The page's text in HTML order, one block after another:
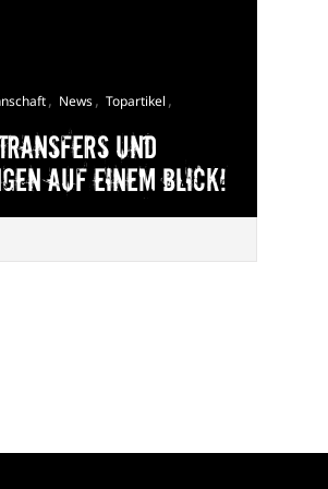
, News, Topartikel ,
und
auf einem Blick!